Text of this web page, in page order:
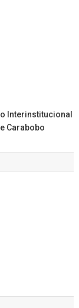
Interinstitucional
Carabobo